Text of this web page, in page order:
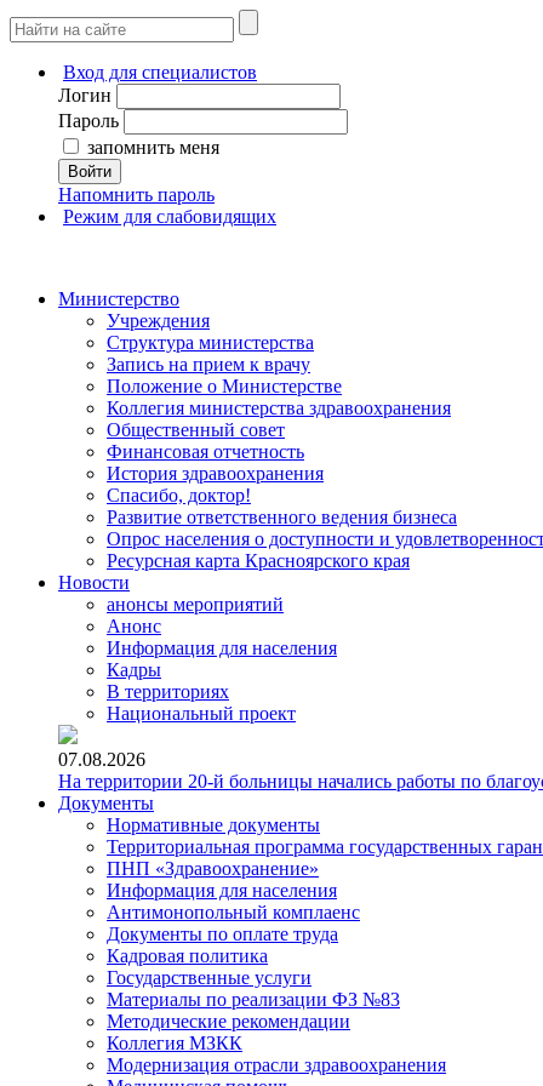
Вход для специалистов
Логин
Пароль
запомнить меня
Войти
Напомнить пароль
Режим для слабовидящих
Министерство
Учреждения
Структура министерства
Запись на прием к врачу
Положение о Министерстве
Коллегия министерства здравоохранения
Общественный совет
Финансовая отчетность
История здравоохранения
Спасибо, доктор!
Развитие ответственного ведения бизнеса
Опрос населения о доступности и
Ресурсная карта Красноярского края
Новости
анонсы мероприятий
Анонс
Информация для населения
Кадры
В территориях
Национальный проект
07.08.2026
На территории 20-й больницы начались работы по
Документы
Нормативные документы
Территориальная программа государственных
ПНП «Здравоохранение»
Информация для населения
Антимонопольный комплаенс
Документы по оплате труда
Кадровая политика
Государственные услуги
Материалы по реализации ФЗ №83
Методические рекомендации
Коллегия МЗКК
Модернизация отрасли здравоохранения